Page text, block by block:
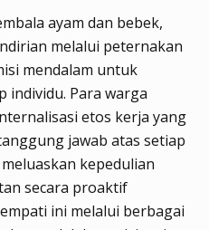
ayam dan bebek,
melalui peternakan
mendalam untuk
individu. Para warga
etos kerja yang
jawab atas setiap
kepedulian
secara proaktif
ini melalui berbagai